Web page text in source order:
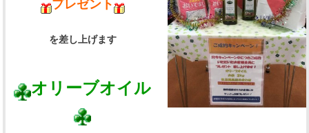
プレゼント
を差し上げます
オリーブオイル